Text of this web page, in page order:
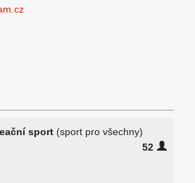
sport (sport pro všechny)
52